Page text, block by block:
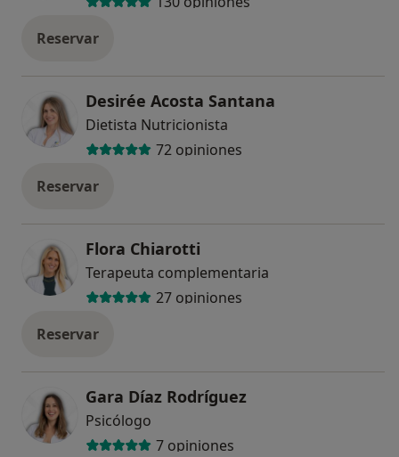
Reservar
Desirée Acosta Santana
Dietista Nutricionista
72 opiniones
Reservar
Flora Chiarotti
Terapeuta complementaria
27 opiniones
Reservar
Gara Díaz Rodríguez
Psicólogo
7 opiniones